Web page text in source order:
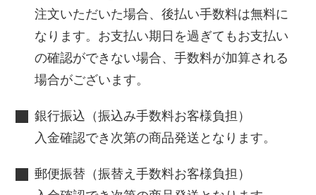
注文いただいた場合、後払い手数料は無料に
なります。お支払い期日を過ぎてもお支払い
の確認ができない場合、手数料が加算される
場合がございます。
銀行振込（振込み手数料お客様負担）
入金確認でき次第の商品発送となります。
郵便振替（振替え手数料お客様負担）